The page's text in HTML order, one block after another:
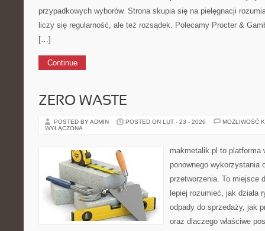
przypadkowych wyborów. Strona skupia się na pielęgnacji
liczy się regularność, ale też rozsądek. Polecamy Procter &
[…]
Continue
ZERO WASTE
POSTED BY ADMIN POSTED ON LUT - 23 - 2026
MOŻLIWOŚĆ
WYŁĄCZONA
makmetalik.pl to platforma
ponownego wykorzystania
przetworzenia. To miejsce
lepiej rozumieć, jak działa
odpady do sprzedaży, jak
oraz dlaczego właściwe